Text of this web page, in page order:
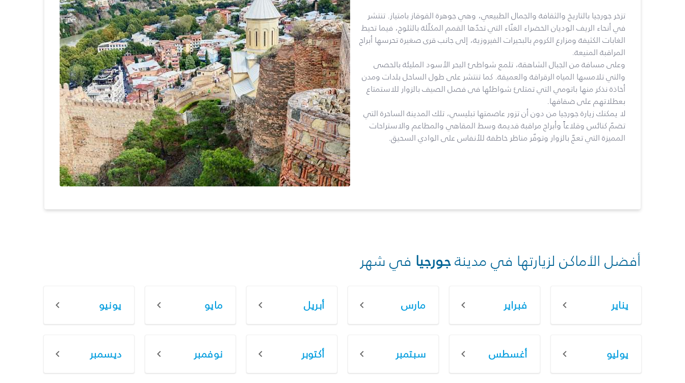
تزخر جورجيا بالتاريخ والثقافة والجمال الطبيعي، وهي جوهرة القوقاز بامتياز. تنتشر
في أنحاء الريف الوديان الخضراء الغنّاء التي تحدّها القمم المكلّلة بالثلوج، فيما تحيط
الغابات الكثيفة ومزارع الكروم بالبحيرات الفيروزية، إلى جانب قرى صغيرة تحرسها أبراج
المراقبة المنيعة.
وعلى مسافة من الجبال الشاهقة، تلمع شواطئ البحر الأسود المليئة بالحصى
والتي تلامسها المياه الرقراقة والعميقة. كما تنتشر على طول الساحل بلدات ومدن
أخاذة نذكر منها باتومي التي تمتلئ شواطئها فى فصل الصيف بالزوار للاستمتاع
بعطلاتهم على ضفافها.
لا يمكنك زيارة جورجيا من دون أن تزور عاصمتها تبليسي، تلك المدينة الساحرة التي
تضمّ كنائس وقلاعاً وأبراج مراقبة قديمة وسط المقاهي والمطاعم والاستراحات
المميزة التي تعجّ بالزوار وتوفّر مناظر خاطفة للأنفاس على الوادي السحيق.
أفضل الأماكن لزيارتها في مدينةجورجيا في شهر
يناير فبراير مارس أبريل مايو يونيو
يوليو أغسطس سبتمبر أكتوبر نوفمبر ديسمبر